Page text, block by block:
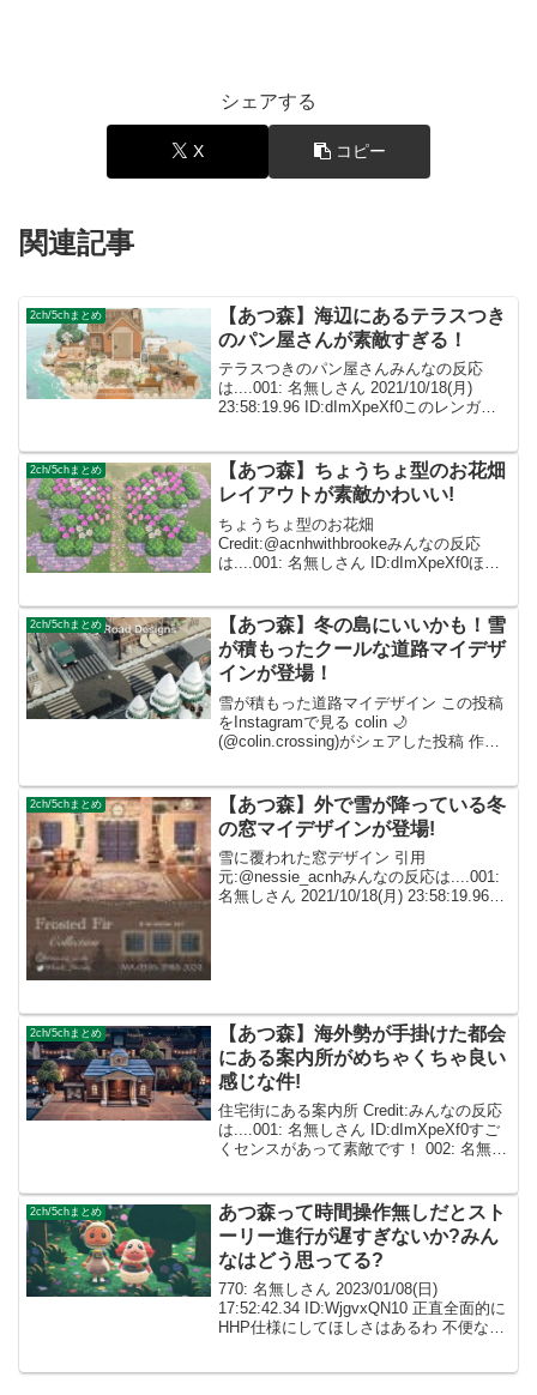
シェアする
X コピー
関連記事
2ch/5chまとめ
【あつ森】海辺にあるテラスつき
のパン屋さんが素敵すぎる！
テラスつきのパン屋さんみんなの反応
は....001: 名無しさん 2021/10/18(月)
23:58:19.96 ID:dImXpeXf0このレンガの
2ch/5chまとめ
【あつ森】ちょうちょ型のお花畑
レイアウトが素敵かわいい!
ちょうちょ型のお花畑
Credit:@acnhwithbrookeみんなの反応
は....001: 名無しさん ID:dImXpeXf0ほん
も.....
2ch/5chまとめ
【あつ森】冬の島にいいかも！雪
が積もったクールな道路マイデザ
インが登場！
雪が積もった道路マイデザイン この投稿
をInstagramで見る colin 🌙
(@colin.crossing)がシェアした投稿 作者
2ch/5chまとめ
【あつ森】外で雪が降っている冬
の窓マイデザインが登場!
雪に覆われた窓デザイン 引用
元:@nessie_acnhみんなの反応は....001:
名無しさん 2021/10/18(月) 23:58:19.96
2ch/5chまとめ
【あつ森】海外勢が手掛けた都会
にある案内所がめちゃくちゃ良い
感じな件!
住宅街にある案内所 Credit:みんなの反応
は....001: 名無しさん ID:dImXpeXf0すご
くセンスがあって素敵です！ 002: 名無し
003...
2ch/5chまとめ
あつ森って時間操作無しだとスト
ーリー進行が遅すぎないか?みん
なはどう思ってる?
770: 名無しさん 2023/01/08(日)
17:52:42.34 ID:WjgvxQN10 正直全面的に
HHP仕様にしてほしさはあるわ 不便な操